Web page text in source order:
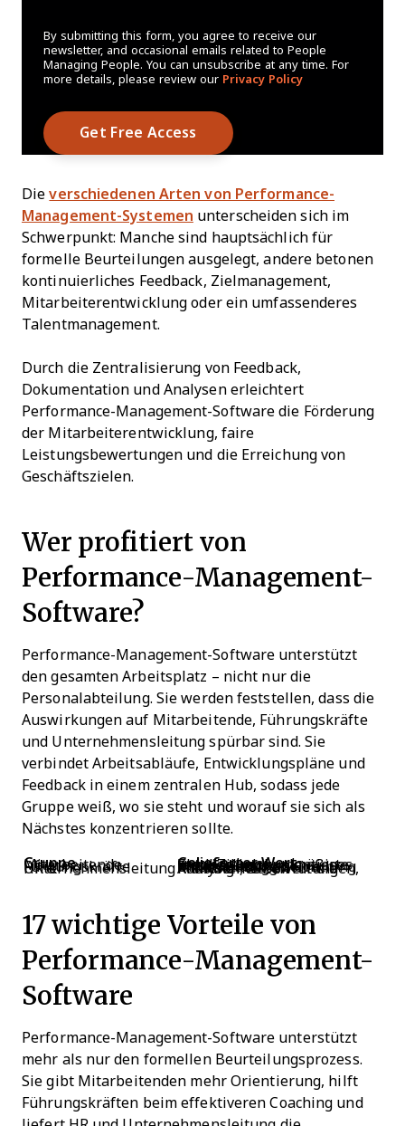
By submitting this form, you agree to receive our
newsletter, and occasional emails related to People
Managing People. You can unsubscribe at any time. For
more details, please review our Privacy Policy
Dieverschiedenen Arten von Performance-
Management-Systemen unterscheiden sich im
Schwerpunkt: Manche sind hauptsächlich für
formelle Beurteilungen ausgelegt, andere betonen
kontinuierliches Feedback, Zielmanagement,
Mitarbeiterentwicklung oder ein umfassenderes
Talentmanagement.
Durch die Zentralisierung von Feedback,
Dokumentation und Analysen erleichtert
Performance-Management-Software die Förderung
der Mitarbeiterentwicklung, faire
Leistungsbewertungen und die Erreichung von
Geschäftszielen.
Wer profitiert von
Performance-Management-
Software?
Performance-Management-Software unterstützt
den gesamten Arbeitsplatz – nicht nur die
Personalabteilung. Sie werden feststellen, dass die
Auswirkungen auf Mitarbeitende, Führungskräfte
und Unternehmensleitung spürbar sind. Sie
verbindet Arbeitsabläufe, Entwicklungspläne und
Feedback in einem zentralen Hub, sodass jede
Gruppe weiß, wo sie steht und worauf sie sich als
Nächstes konzentrieren sollte.
Gruppe Gelieferter Wert
Mitarbeitende Klare Ziele, regelmäßiges Feedback, dokumentierte Entwicklung
Führungskräfte Einfachere Check-ins, Unterstützung bei Entscheidungen, Coaching
HR & UnternehmensleitungKonsistente Bewertungen, Analysen, Daten für die Planung
17 wichtige Vorteile von
Performance-Management-
Software
Performance-Management-Software unterstützt
mehr als nur den formellen Beurteilungsprozess.
Sie gibt Mitarbeitenden mehr Orientierung, hilft
Führungskräften beim effektiveren Coaching und